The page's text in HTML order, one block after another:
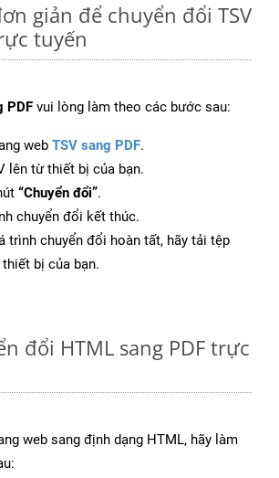
giản để chuyển đổi TSV
tuyến
PDF vui lòng làm theo các bước sau:
web TSV sang PDF.
lên từ thiết bị của bạn.
“Chuyển đổi”.
chuyển đổi kết thúc.
trình chuyển đổi hoàn tất, hãy tải tệp
thiết bị của bạn.
đổi HTML sang PDF trực
web sang định dạng HTML, hãy làm